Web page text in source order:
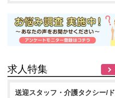
求人特集
送迎スタッフ・介護タクシー/ド